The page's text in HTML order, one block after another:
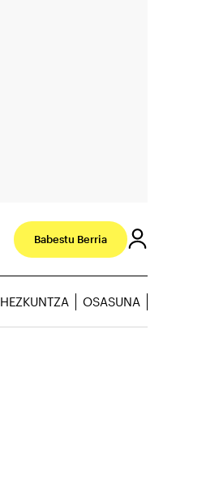
Babestu Berria
HEZKUNTZA OSASUNA